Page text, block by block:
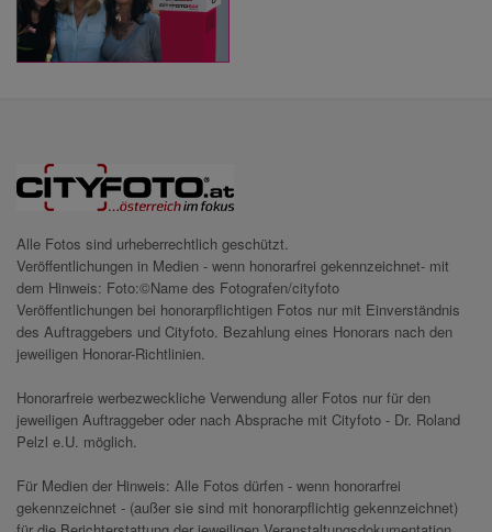
Alle Fotos sind urheberrechtlich geschützt.
Veröffentlichungen in Medien - wenn honorarfrei gekennzeichnet- mit
dem Hinweis: Foto:©Name des Fotografen/cityfoto
Veröffentlichungen bei honorarpflichtigen Fotos nur mit Einverständnis
des Auftraggebers und Cityfoto. Bezahlung eines Honorars nach den
jeweiligen Honorar-Richtlinien.
Honorarfreie werbezweckliche Verwendung aller Fotos nur für den
jeweiligen Auftraggeber oder nach Absprache mit Cityfoto - Dr. Roland
Pelzl e.U. möglich.
Für Medien der Hinweis: Alle Fotos dürfen - wenn honorarfrei
gekennzeichnet - (außer sie sind mit honorarpflichtig gekennzeichnet)